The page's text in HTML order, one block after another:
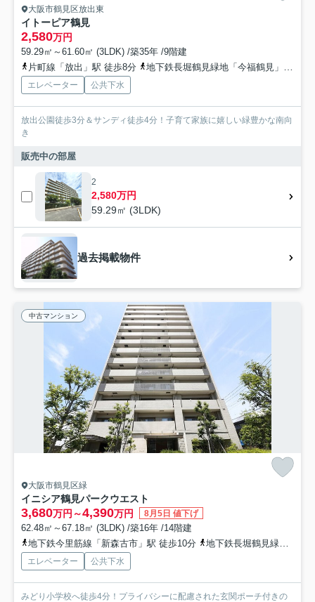
大阪市鶴見区放出東
イトーピア鶴見
2,580万円
59.29㎡～61.60㎡ (3LDK) /築35年 /9階建
片町線「放出」駅 徒歩8分
地下鉄長堀鶴見緑地「今福鶴見」駅 徒歩16分
エレベーター 公共下水
放出公園徒歩3分＆サンディ徒歩4分！子育て家族に嬉しい緑豊かな南向
き
販売中の部屋
2
2,580万円
59.29㎡ (3LDK)
過去掲載物件
中古マンション
大阪市鶴見区緑
イニシア鶴見パークウエスト
3,680万円～4,390万円 8月5日 値下げ
62.48㎡～67.18㎡ (3LDK) /築16年 /14階建
地下鉄今里筋線「新森古市」駅 徒歩10分
地下鉄長堀鶴見緑地「今福鶴見」駅 徒歩13分
エレベーター 公共下水
みどり小学校へ徒歩4分！プライバシーに配慮された玄関ポーチ付きの